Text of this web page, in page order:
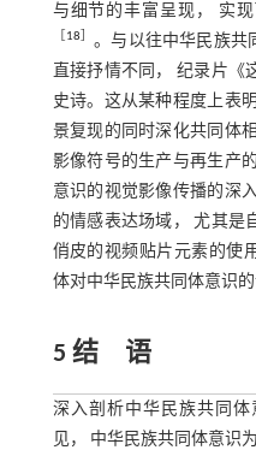
与细节的丰富呈现， 实
18
。与以往中华民族共
直接抒情不同， 纪录片《
史诗。这从某种程度上表
景复现的同时深化共同体
影像符号的生产与再生产
意识的视觉影像传播的深
的情感表达场域， 尤其是
俏皮的视频贴片元素的使
体对中华民族共同体意识的
5 结 语
深入剖析中华民族共同体
见， 中华民族共同体意识